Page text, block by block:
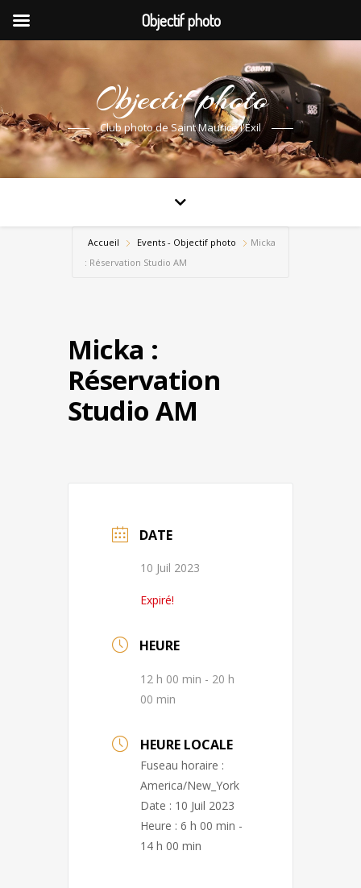
Objectif photo
Club photo de Saint Maurice l'Exil
Accueil Events - Objectif photo
Micka
: Réservation Studio AM
Micka :
Réservation
Studio AM
DATE
10 Juil 2023
Expiré!
HEURE
12 h 00 min - 20 h
00 min
HEURE LOCALE
Fuseau horaire :
America/New_York
Date : 10 Juil 2023
Heure : 6 h 00 min -
14 h 00 min
Objectif photo